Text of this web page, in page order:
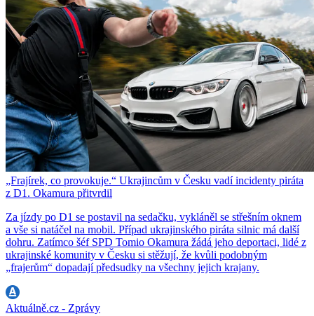
„Frajírek, co provokuje.“ Ukrajincům v Česku vadí incidenty piráta
z D1. Okamura přitvrdil
Za jízdy po D1 se postavil na sedačku, vykláněl se střešním oknem
a vše si natáčel na mobil. Případ ukrajinského piráta silnic má další
dohru. Zatímco šéf SPD Tomio Okamura žádá jeho deportaci, lidé z
ukrajinské komunity v Česku si stěžují, že kvůli podobným
„frajerům“ dopadají předsudky na všechny jejich krajany.
Aktuálně.cz - Zprávy